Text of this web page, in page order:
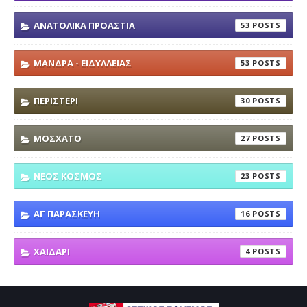
ΑΝΑΤΟΛΙΚΑ ΠΡΟΑΣΤΙΑ 53
ΜΑΝΔΡΑ - ΕΙΔΥΛΛΕΙΑΣ 53
ΠΕΡΙΣΤΕΡΙ 30
ΜΟΣΧΑΤΟ 27
ΝΕΟΣ ΚΟΣΜΟΣ 23
ΑΓ ΠΑΡΑΣΚΕΥΗ 16
ΧΑΙΔΑΡΙ 4